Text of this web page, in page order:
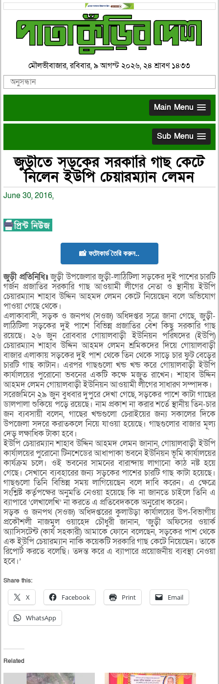
মৌলভীবাজার, রবিবার, ৯ আগস্ট ২০২৬, ২৪ শ্রাবণ ১৪৩৩
Main Menu
Sub Menu
জুড়ীতে সড়কের সরকারি গাছ কেটে
নিলেন ইউপি চেয়ারম্যান লেমন
June 30, 2016,
📸 ফটোকার্ড তৈরি করুন..
জুড়ী প্রতিনিধি॥জুড়ী উপজেলার জুড়ী-লাঠিটিলা সড়কের দুই পাশের চারটি
গর্জন প্রজাতির সরকারি গাছ আওয়ামী লীগের নেতা ও স্থানীয় ইউপি
চেয়ারম্যান শাহাব উদ্দিন আহমদ লেমন কেটে নিয়েছেন বলে অভিযোগ
পাওয়া গেছে থেকে।
এলাকাবাসী, সড়ক ও জনপথ (সওজ) অধিদপ্তর সূত্রে জানা গেছে, জুড়ী-
লাঠিটিলা সড়কের দুই পাশে বিভিন্ন প্রজাতির বেশ কিছু সরকারি গাছ
রয়েছে। ২৬ জুন রোববার গোয়ালবাড়ী ইউনিয়ন পরিষদের (ইউপি)
চেয়ারম্যান শাহাব উদ্দিন আহমদ লেমন শ্রমিকদের দিয়ে গোয়ালবাড়ী
বাজার এলাকায় সড়কের দুই পাশ থেকে তিন থেকে সাড়ে চার ফুট বেড়ের
চারটি গাছ কাটান। এরপর গাছগুলো খন্ড খন্ড করে গোয়ালবাড়ী ইউপি
কার্যালয়ের পুরোনো ভবনের একটি কক্ষে মজুত রাখেন। শাহাব উদ্দিন
আহমদ লেমন গোয়ালবাড়ী ইউনিয়ন আওয়ামী লীগের সাধারণ সম্পাদক।
সরেজমিনে ২৯ জুন বুধবার দুপুরে দেখা গেছে, সড়কের পাশে কাটা গাছের
ডালপালা শুকিয়ে পড়ে রয়েছে। নাম প্রকাশ না করার শর্তে স্থানীয় তিন-চার
জন ব্যবসায়ী বলেন, গাছের খন্ডগুলো চেরাইয়ের জন্য সকালের দিকে
উপজেলা সদরে করাতকলে নিয়ে যাওয়া হয়েছে। গাছগুলোর বাজার মূল্য
দেড় লক্ষাধিক টাকা হবে।
ইউপি চেয়ারম্যান শাহাব উদ্দিন আহমদ লেমন জানান, গোয়ালবাড়ী ইউপি
কার্যালয়ের পুরোনো টিনশেডের আধাপাকা ভবনে ইউনিয়ন ভূমি কার্যালয়ের
কার্যক্রম চলে। ওই ভবনের সামনের বারান্দায় লাগানো কাঠ নষ্ট হয়ে
গেছে। সেখানে ব্যবহারের জন্য সড়কের পাশের চারটি গাছ কাটা হয়েছে।
গাছগুলো তিনি বিভিন্ন সময় লাগিয়েছেন বলে দাবি করেন। এ ক্ষেত্রে
সংশ্লিষ্ট কর্তৃপক্ষের অনুমতি নেওয়া হয়েছে কি না জানতে চাইলে তিনি এ
ব্যাপারে ‘লেখালেখি’ না করতে এ প্রতিবেদককে অনুরোধ করেন।
সড়ক ও জনপথ (সওজ) অধিদপ্তরের কুলাউড়া কার্যালয়ের উপ-বিভাগীয়
প্রকৌশলী নাজমুল ওয়াহেদ চৌধুরী জানান, ‘জুড়ী অফিসের ওয়ার্ক
অ্যাসিসটেন্ট (কার্য সহকারী) আমাকে ফোনে বলেছেন, সড়কের পাশ থেকে
এক ইউপি চেয়ারম্যান নাকি কয়েকটি সরকারি গাছ কেটে নিয়েছেন। তাকে
রিপোর্ট করতে বলেছি। তদন্ত করে এ ব্যাপারে প্রয়োজনীয় ব্যবস্থা নেওয়া
হবে।’
Share this:
X Facebook Print Email
WhatsApp
Related